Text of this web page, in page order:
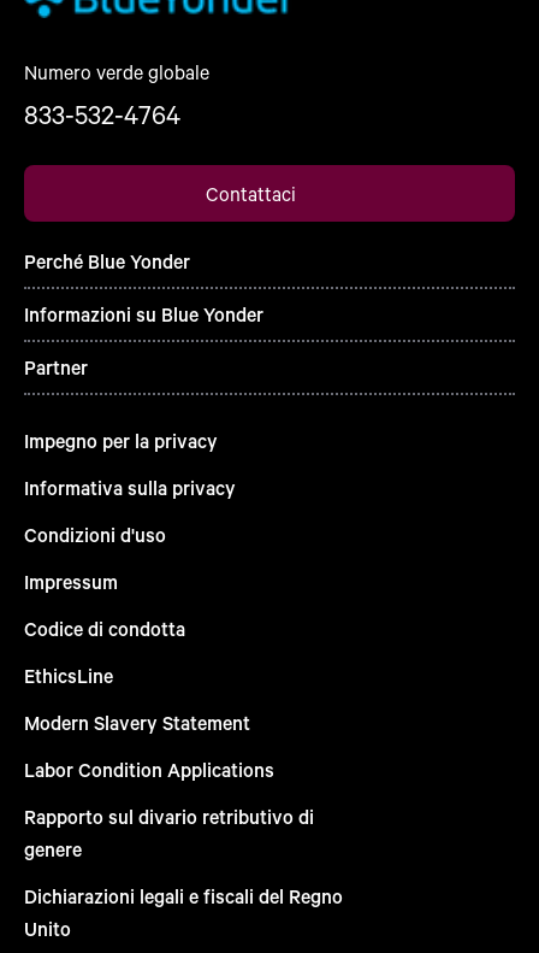
Numero verde globale
833-532-4764
Contattaci
Perché Blue Yonder
Informazioni su Blue Yonder
Partner
Impegno per la privacy
Informativa sulla privacy
Condizioni d'uso
Impressum
Codice di condotta
EthicsLine
Modern Slavery Statement
Labor Condition Applications
Rapporto sul divario retributivo di
genere
Dichiarazioni legali e fiscali del Regno
Unito